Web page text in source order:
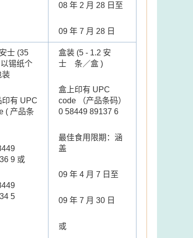
08 年 2 月 28 日至
09 年 7 月 28 日
士 (35
锡纸个
装
印有 UPC
( 产品条
9 或
5
盒装 (5 - 1.2 安
士 条／盒 )
盒上印有 UPC
code （产品条码）
0 58449 89137 6
最佳食用限期：涵
盖
09 年 4 月 7 日至
09 年 7 月 30 日
或